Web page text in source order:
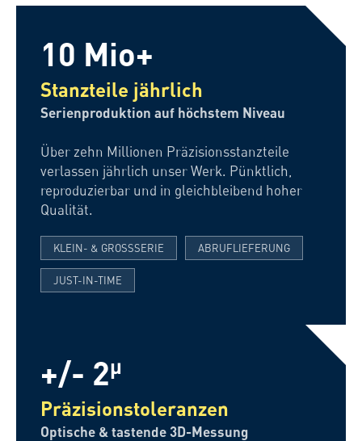
10 Mio+
Stanzteile jährlich
Serienproduktion auf höchstem Niveau
Über zehn Millionen Präzisionsstanzteile
verlassen jährlich unser Werk. Pünktlich,
reproduzierbar und in gleichbleibend hoher
Qualität.
KLEIN- & GROSSSERIE ABRUFLIEFERUNG
JUST-IN-TIME
+/- 2µ
Präzisionstoleranzen
Optische & tastende 3D-Messung